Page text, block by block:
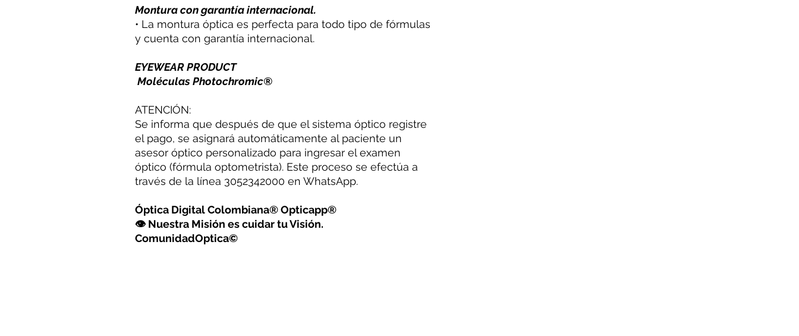
Montura con garantía internacional.
• La montura óptica es perfecta para todo tipo de fórmulas
y cuenta con garantía internacional.
EYEWEAR PRODUCT
Moléculas Photochromic®
ATENCIÓN:
Se informa que después de que el sistema óptico registre
el pago, se asignará automáticamente al paciente un
asesor óptico personalizado para ingresar el examen
óptico (fórmula optometrista). Este proceso se efectúa a
través de la línea 3052342000 en WhatsApp.
Óptica Digital Colombiana® Opticapp®
👁 Nuestra Misión es cuidar tu Visión.
ComunidadOptica©